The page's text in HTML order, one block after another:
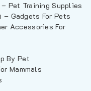
Pet Training Supplies
– Gadgets For Pets
Accessories For
By Pet
Mammals